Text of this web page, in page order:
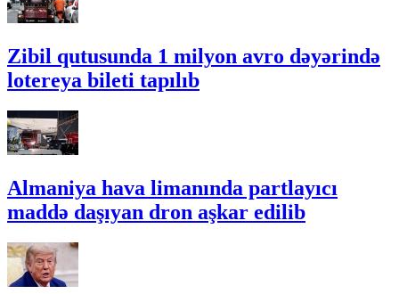
Zibil qutusunda 1 milyon avro dəyərində
lotereya bileti tapılıb
Almaniya hava limanında partlayıcı
maddə daşıyan dron aşkar edilib